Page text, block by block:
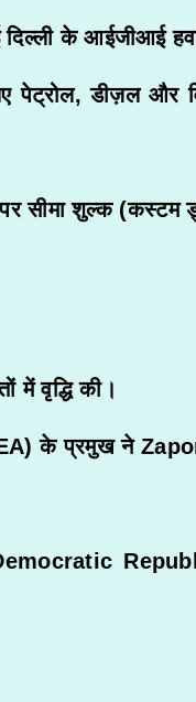
के आईजीआई
डीज़ल और
शुल्क (कस्टम
में वृद्धि की।
के प्रमुख ने